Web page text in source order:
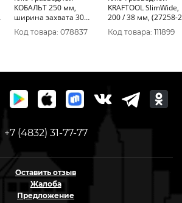
КОБАЛЬТ 250 мм,
ширина захвата 30
мм, двухкомпонентная
рукоятка CR-V (1 шт.)
Код товара: 078837
KRAFTOOL SlimWide,
200 / 38 мм,
Код товара: 111899
+7 (4832) 31-77-77
Оставить отзыв
Жалоба
Предложение